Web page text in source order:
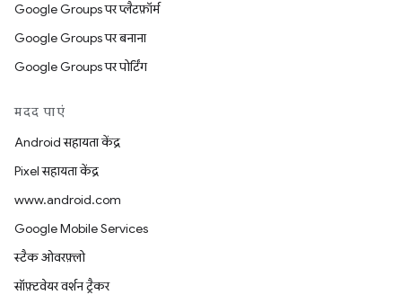
Google Groups पर प्लैटफ़ॉर्म
Google Groups पर बनाना
Google Groups पर पोर्टिंग
मदद पाएं
Android सहायता केंद्र
Pixel सहायता केंद्र
www.android.com
Google Mobile Services
स्टैक ओवरफ़्लो
सॉफ़्टवेयर वर्शन ट्रैकर